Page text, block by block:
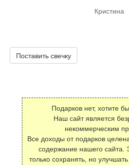
Кристина
Поставить свечку
Подарков нет, хотите
Наш сайт является
некоммерческим
Все доходы от подарков
содержание нашего сайта.
только сохранять, но